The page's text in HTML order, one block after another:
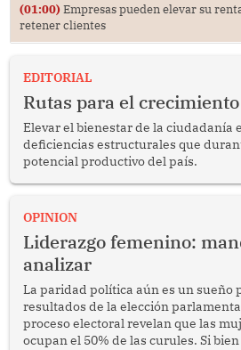
(01:00) Empresas pueden elevar su
retener clientes
EDITORIAL
Rutas para el crecimiento
Elevar el bienestar de la ciudadanía
deficiencias estructurales que
potencial productivo del país.
OPINION
Liderazgo femenino:
analizar
La paridad política aún es un sueño
resultados de la elección
proceso electoral revelan que las
ocupan el 50% de las curules. Si